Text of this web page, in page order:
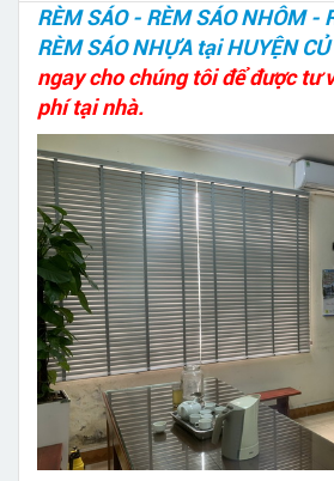
RÈM SÁO - RÈM SÁO NHÔM -
RÈM SÁO NHỰA tại HUYỆN
ngay cho chúng tôi để được tư
phí tại nhà.